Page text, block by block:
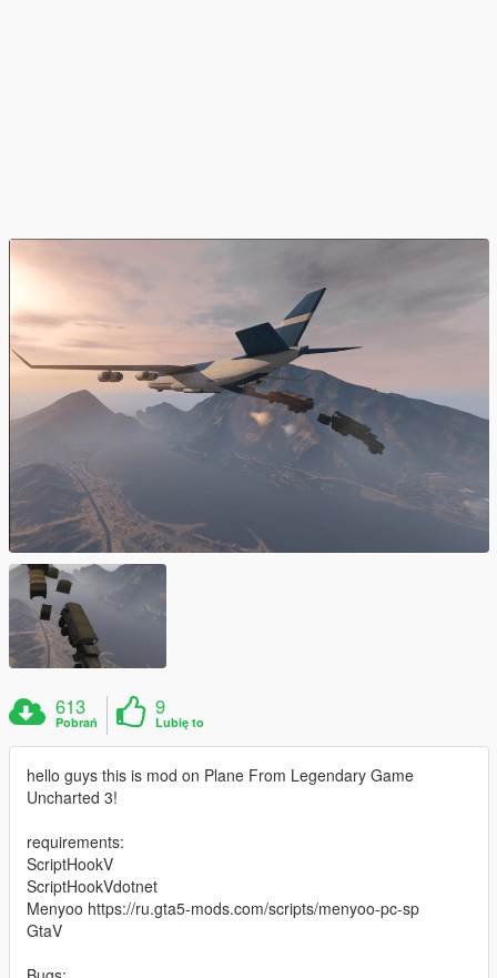
613
Pobrań
9
Lubię to
hello guys this is mod on Plane From Legendary Game
Uncharted 3!
requirements:
ScriptHookV
ScriptHookVdotnet
Menyoo https://ru.gta5-mods.com/scripts/menyoo-pc-sp
GtaV